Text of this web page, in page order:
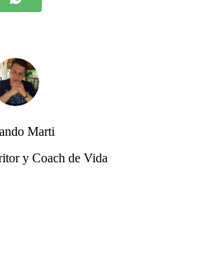
Marti
y Coach de Vida